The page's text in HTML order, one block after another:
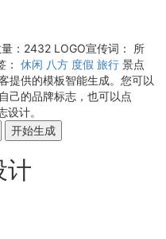
：2432 LOGO宣传词：
所
： 休闲 八方 度假 旅行 景点
提供的模板智能生成。您可以
己的品牌标志，也可以点
计。
开始生成
计